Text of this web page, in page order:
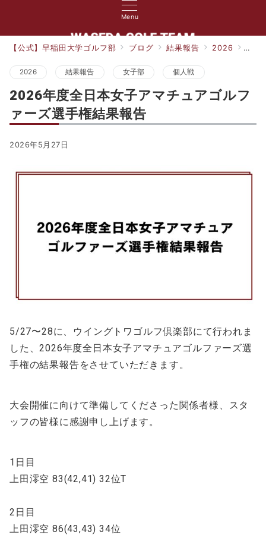
Menu
【公式】早稲田大学ゴルフ部 ブログ 結果報告 2026
2026 結果報告 女子部 個人戦
2026年度全日本女子アマチュアゴルフ
ァーズ選手権結果報告
2026年5月27日
5/27〜28に、ウイングトワゴルフ倶楽部にて行われま
した、2026年度全日本女子アマチュアゴルファーズ選
手権の結果報告をさせていただきます。
大会開催に向けて準備してくださった関係者様、スタ
ッフの皆様に感謝申し上げます。
1日目
上田澪空 83(42,41) 32位T
2日目
上田澪空 86(43,43) 34位